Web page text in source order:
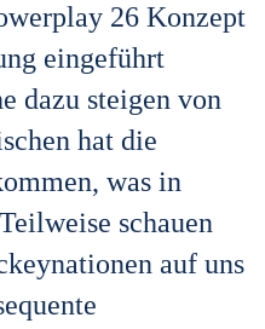
26 Konzept
eingeführt
dazu steigen von
hat die
was in
schauen
auf uns